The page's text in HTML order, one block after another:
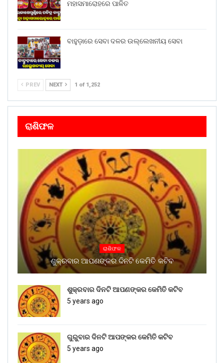
ମହାସମାରୋହରେ ପାଳିତ
ବାହୁଡ଼ାରେ ସେବା ଦଳର ଉଲ୍ଲେଖନୀୟ ସେବା
PREV NEXT 1 of 1,252
ରାଶିଫଳ
ରାଶିଫଳ
ଶୁକ୍ରବାର ଆପଣଙ୍କର ଦିନଟି କେମିତି କଟିବ
ଶୁକ୍ରବାର ଦିନଟି ଆପଣଙ୍କର କେମିତି କଟିବ
5 years ago
ଗୁରୁବାର ଦିନଟି ଆପଙ୍କର କେମିତି କଟିବ
5 years ago